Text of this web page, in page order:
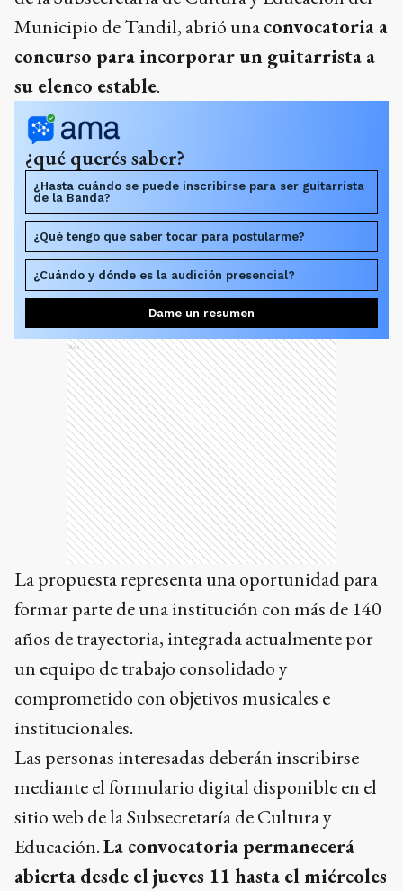
Municipio de Tandil, abrió unaconvocatoria a
concurso para incorporar un guitarrista a
su elenco estable.
¿qué querés saber?
¿Hasta cuándo se puede inscribirse para ser guitarrista
de la Banda?
¿Qué tengo que saber tocar para postularme?
¿Cuándo y dónde es la audición presencial?
Dame un resumen
Ads
La propuesta representa una oportunidad para
formar parte de una institución con más de 140
años de trayectoria, integrada actualmente por
un equipo de trabajo consolidado y
comprometido con objetivos musicales e
institucionales.
Las personas interesadas deberán inscribirse
mediante el formulario digital disponible en el
sitio web de la Subsecretaría de Cultura y
Educación.La convocatoria permanecerá
abierta desde el jueves 11 hasta el miércoles